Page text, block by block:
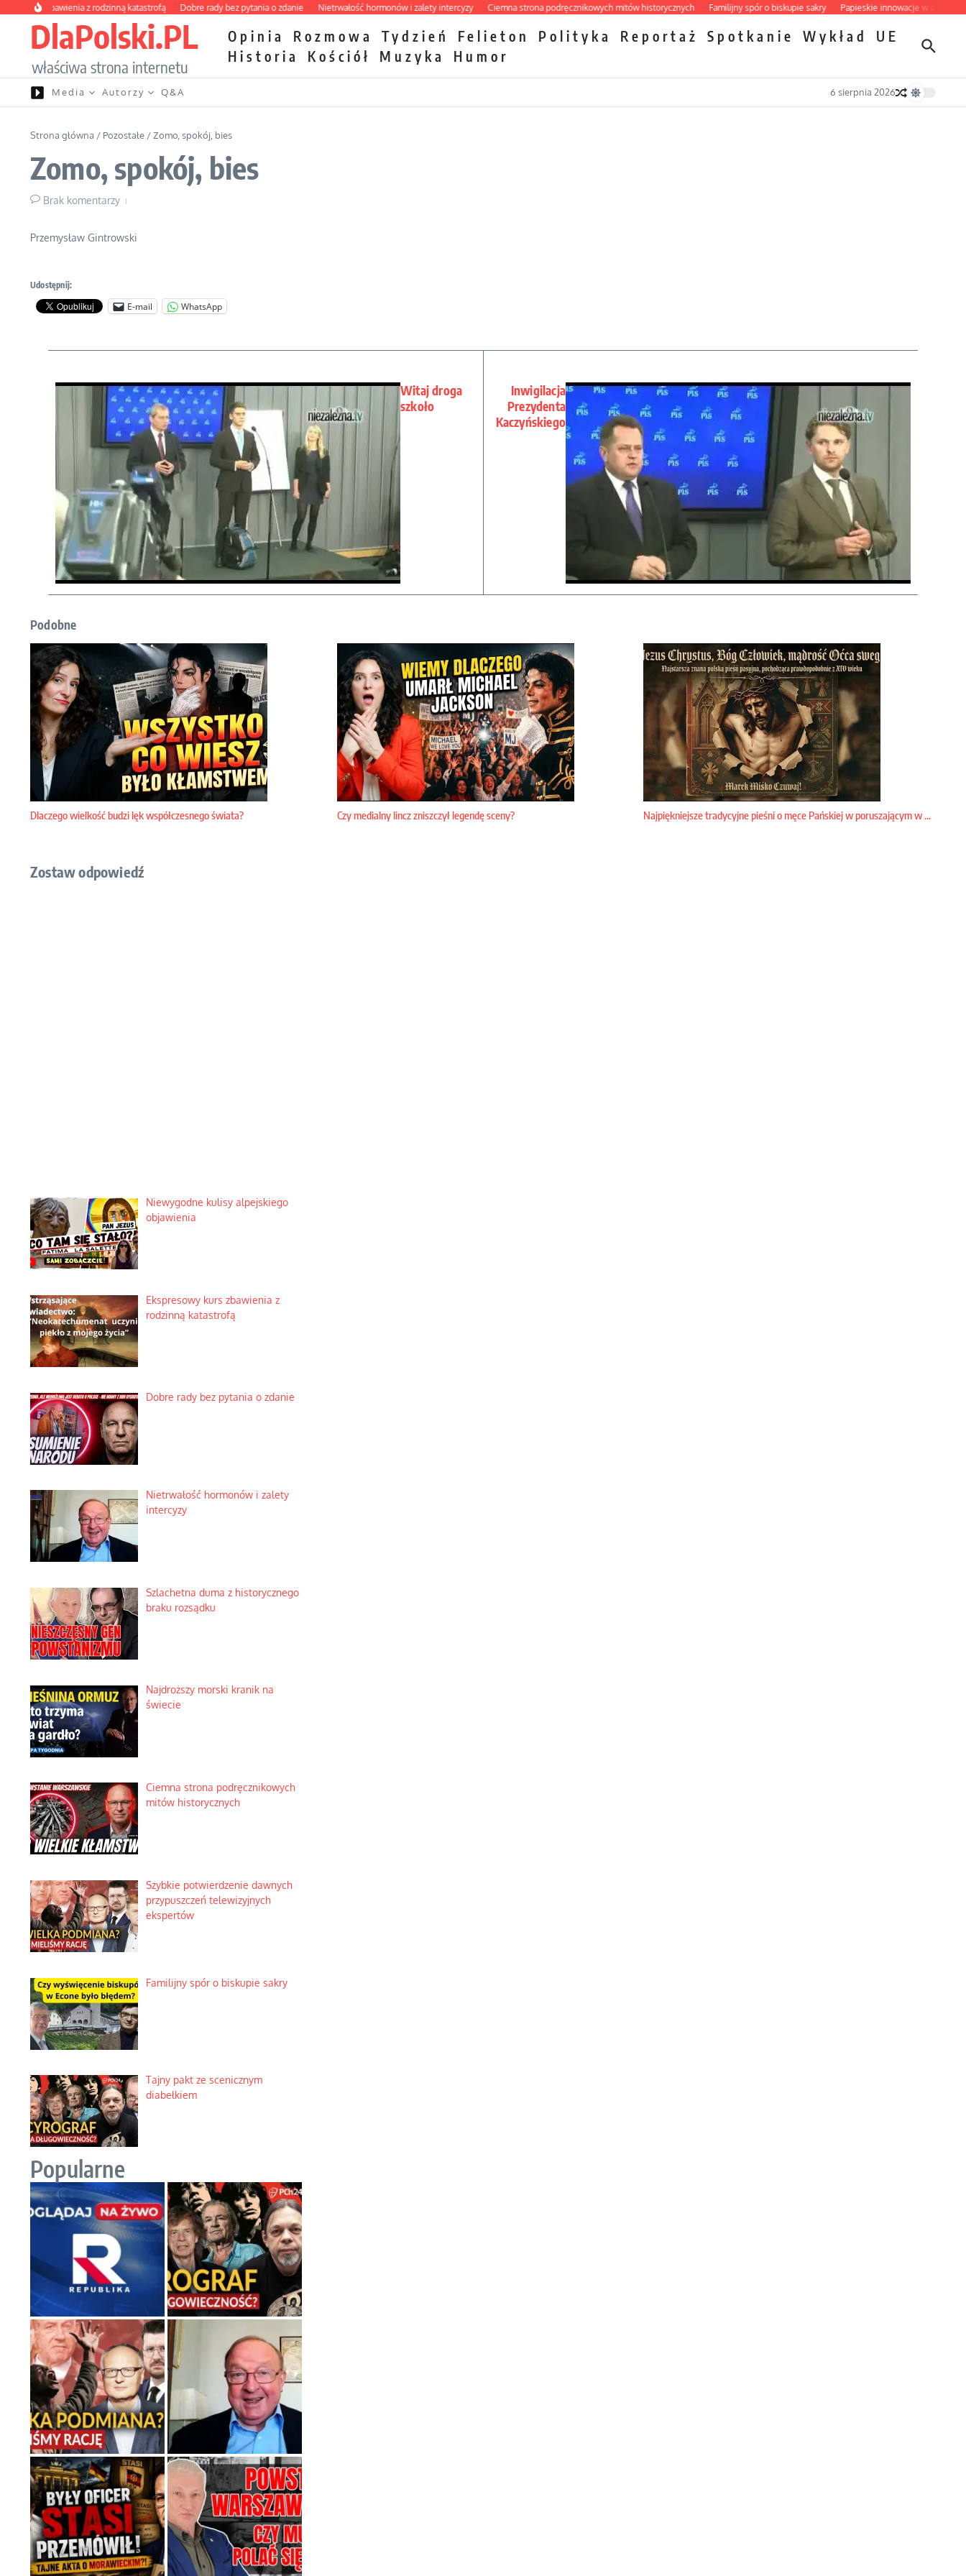
Przejdź do treści
kurs zbawienia z rodzinną katastrofą Dobre rady bez pytania o zdanie Nietrwałość hormonów i zalety intercyzy Ciemna strona podręcznikowych mitów historycznych Familijny spór o biskupie sakry Papieskie innowacje w tradycyjnym
DlaPolski.PL
właściwa strona internetu
Opinia Rozmowa Tydzień Felieton Polityka Reportaż Spotkanie Wykład
UE
Historia
Kościół Muzyka Humor
Media Autorzy Q&A 6 sierpnia 2026
Strona główna / Pozostałe /Zomo, spokój, bies
Zomo, spokój, bies
Brak komentarzy
Przemysław Gintrowski
Udostępnij:
E-mail WhatsApp
Witaj droga
Inwigilacja
Podobne
Ciemna strona podręcznikowych
mitów historycznych
Szybkie potwierdzenie dawnych
przypuszczeń telewizyjnych
ekspertów
Familijny spór o biskupie sakry
Tajny pakt ze scenicznym
diabełkiem